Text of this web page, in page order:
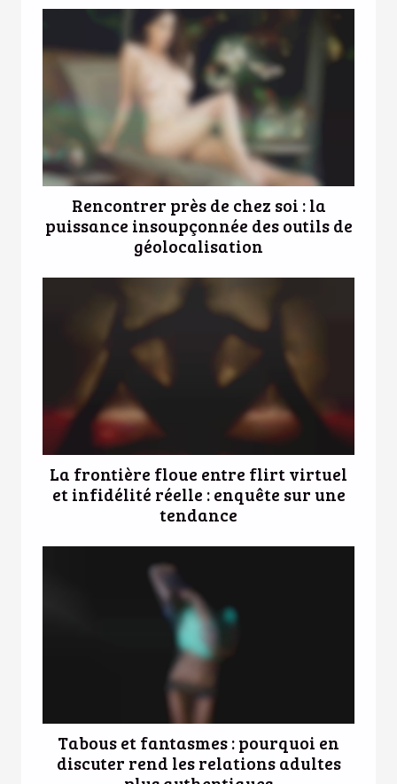
Rencontrer près de chez soi : la
puissance insoupçonnée des outils de
géolocalisation
La frontière floue entre flirt virtuel
et infidélité réelle : enquête sur une
tendance
Tabous et fantasmes : pourquoi en
discuter rend les relations adultes